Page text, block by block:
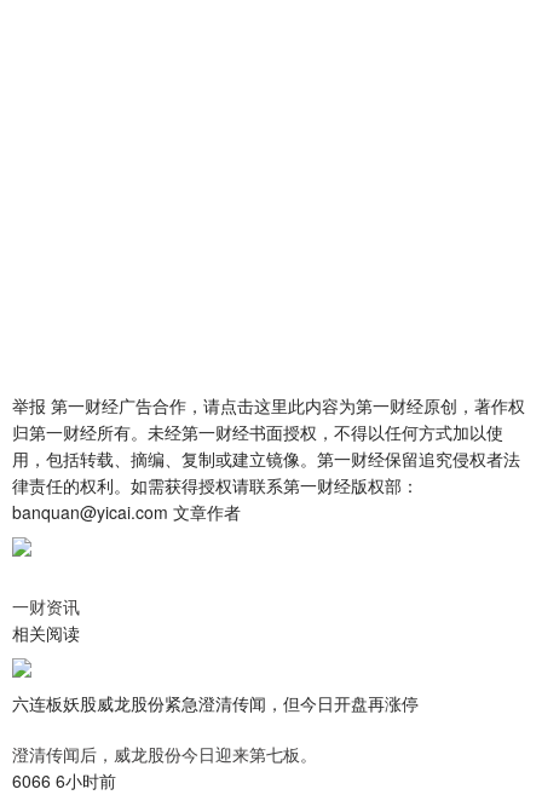
举报 第一财经广告合作，请点击这里此内容为第一财经原创，著作权
归第一财经所有。未经第一财经书面授权，不得以任何方式加以使
用，包括转载、摘编、复制或建立镜像。第一财经保留追究侵权者法
律责任的权利。如需获得授权请联系第一财经版权部：
banquan@yicai.com 文章作者
一财资讯
相关阅读
六连板妖股威龙股份紧急澄清传闻，但今日开盘再涨停
澄清传闻后，威龙股份今日迎来第七板。
6066 6小时前